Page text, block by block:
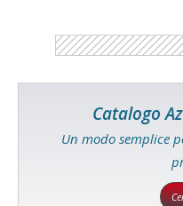
Catalogo
Un modo semplice